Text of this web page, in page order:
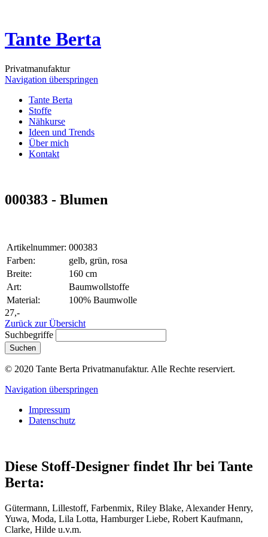
Tante Berta
Privatmanufaktur
Navigation überspringen
Tante Berta
Stoffe
Nähkurse
Ideen und Trends
Über mich
Kontakt
000383 - Blumen
Artikelnummer: 000383
Farben:
gelb, grün, rosa
Breite:
160 cm
Art:
Baumwollstoffe
Material:
100% Baumwolle
27,-
Zurück zur Übersicht
Suchbegriffe
Suchen
© 2020 Tante Berta Privatmanufaktur. Alle Rechte reserviert.
Navigation überspringen
Impressum
Datenschutz
Diese Stoff-Designer findet Ihr bei Tante
Berta:
Gütermann, Lillestoff, Farbenmix, Riley Blake, Alexander Henry,
Yuwa, Moda, Lila Lotta, Hamburger Liebe, Robert Kaufmann,
Clarke, Hilde u.v.m.